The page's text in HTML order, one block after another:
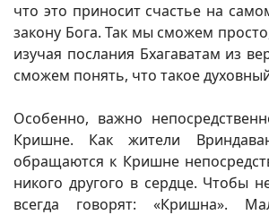
что это приносит счастье на
закону Бога. Так мы сможем
изучая послания Бхагаватам из
сможем понять, что такое
Особенно, важно
Кришне. Как жители
обращаются к Кришне
никого другого в сердце. Чтобы
всегда говорят: «Кришна».